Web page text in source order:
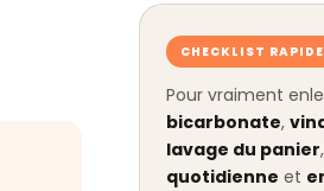
CHECKLIST RAPIDE
Pour vraiment
bicarbonate,
lavage du panier,
quotidienne et